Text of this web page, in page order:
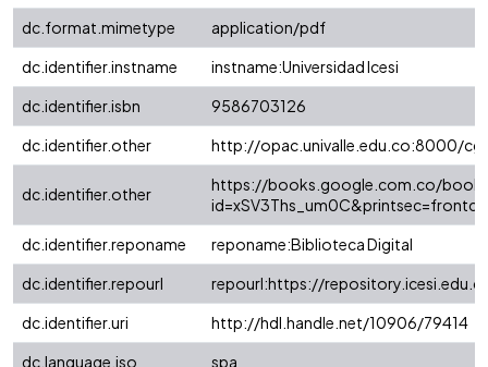
dc.format.mimetype
application/pdf
dc.identifier.instname
instname:Universidad Icesi
dc.identifier.isbn
9586703126
dc.identifier.other
http://opac.univalle.edu.co:8000/
dc.identifier.other
https://books.google.com.co/
dc.identifier.reponame
reponame:Biblioteca Digital
dc.identifier.repourl
repourl:https://
dc.identifier.uri
http://hdl.handle.net/10906/79414
dc.language.iso
spa